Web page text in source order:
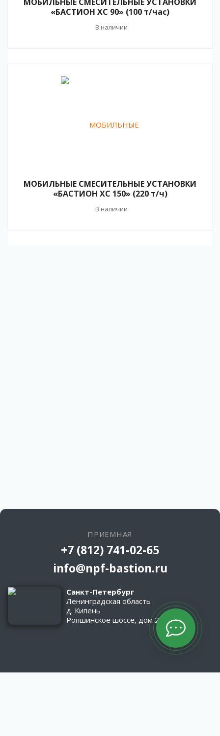
«БАСТИОН ХС 90» (100 т/час)
В наличии
МОБИЛЬНЫЕ СМЕСИТЕЛЬНЫЕ УСТАНОВКИ
«БАСТИОН ХС 150» (220 т/ч)
В наличии
ПРИЕМНАЯ
+7 (812) 741-02-65
info@npf-bastion.ru
Санкт-Петербург
Ленинградская область
д. Кипень
Ропшинское шоссе, дом 2/1